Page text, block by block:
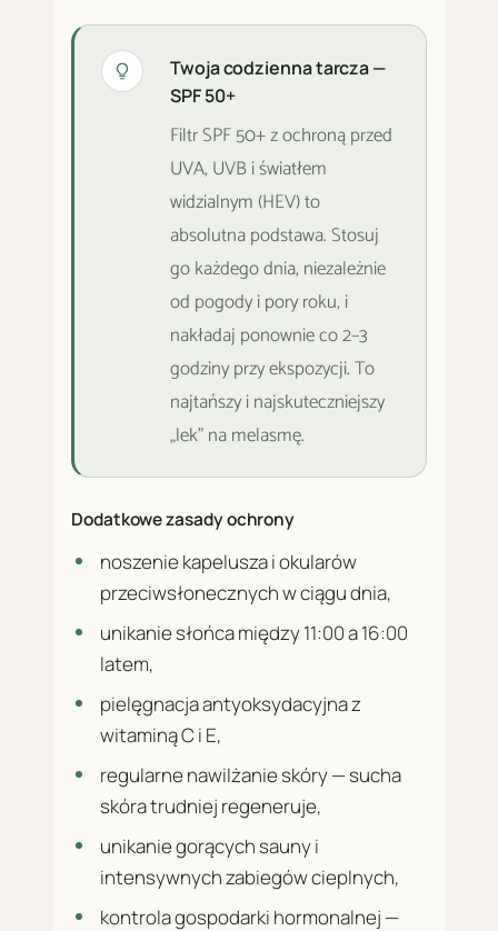
Twoja codzienna tarcza —
SPF 50+
Filtr SPF 50+ z ochroną przed
UVA, UVB i światłem
widzialnym (HEV) to
absolutna podstawa. Stosuj
go każdego dnia, niezależnie
od pogody i pory roku, i
nakładaj ponownie co 2–3
godziny przy ekspozycji. To
najtańszy i najskuteczniejszy
„lek" na melasmę.
Dodatkowe zasady ochrony
noszenie kapelusza i okularów
przeciwsłonecznych w ciągu dnia,
unikanie słońca między 11:00 a 16:00
latem,
pielęgnacja antyoksydacyjna z
witaminą C i E,
regularne nawilżanie skóry — sucha
skóra trudniej regeneruje,
unikanie gorących sauny i
intensywnych zabiegów cieplnych,
kontrola gospodarki hormonalnej —